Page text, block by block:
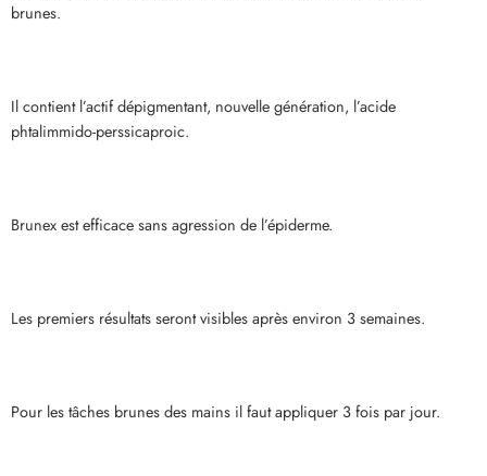
brunes.
Il contient l’actif dépigmentant, nouvelle génération, l’acide
phtalimmido-perssicaproic.
Brunex est efficace sans agression de l’épiderme.
Les premiers résultats seront visibles après environ 3 semaines.
Pour les tâches brunes des mains il faut appliquer 3 fois par jour.